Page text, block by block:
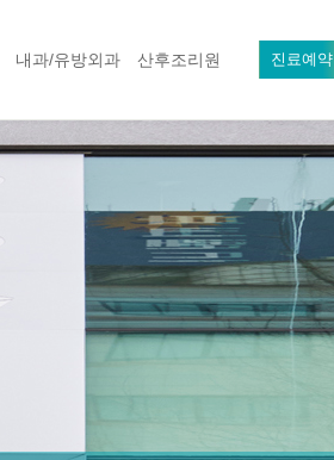
내과/유방외과 산후조리원 진료예약